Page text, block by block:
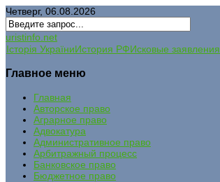
Четверг, 06.08.2026
uristinfo.net
Історія УкраїниИстория РФИсковые заявления
Главное меню
Главная
Авторское право
Аграрное право
Адвокатура
Административное право
Арбитражный процесс
Банковское право
Бюджетное право